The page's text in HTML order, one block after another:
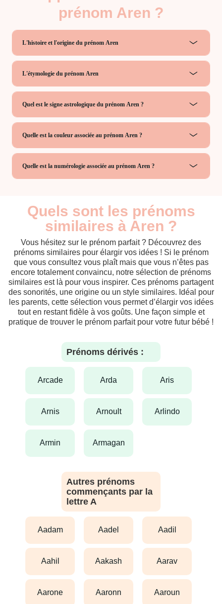
prénom Aren ?
L'histoire et l'origine du prénom Aren
L'étymologie du prénom Aren
Quel est le signe astrologique du prénom Aren ?
Quelle est la couleur associée au prénom Aren ?
Quelle est la numérologie associée au prénom Aren ?
Quels sont les prénoms
similaires à Aren ?
Vous hésitez sur le prénom parfait ? Découvrez des
prénoms similaires pour élargir vos idées ! Si le prénom
que vous consultez vous plaît mais que vous n’êtes pas
encore totalement convaincu, notre sélection de prénoms
similaires est là pour vous inspirer. Ces prénoms partagent
des sonorités, une origine ou un style similaires. Idéal pour
les parents, cette sélection vous permet d’élargir vos idées
tout en restant fidèle à vos goûts. Une façon simple et
pratique de trouver le prénom parfait pour votre futur bébé !
Prénoms dérivés :
arcade arda aris
arnis arnoult arlindo
armin armagan
Autres prénoms
commençants par la
lettre A
aadam aadel aadil
aahil aakash aarav
aarone aaronn aaroun